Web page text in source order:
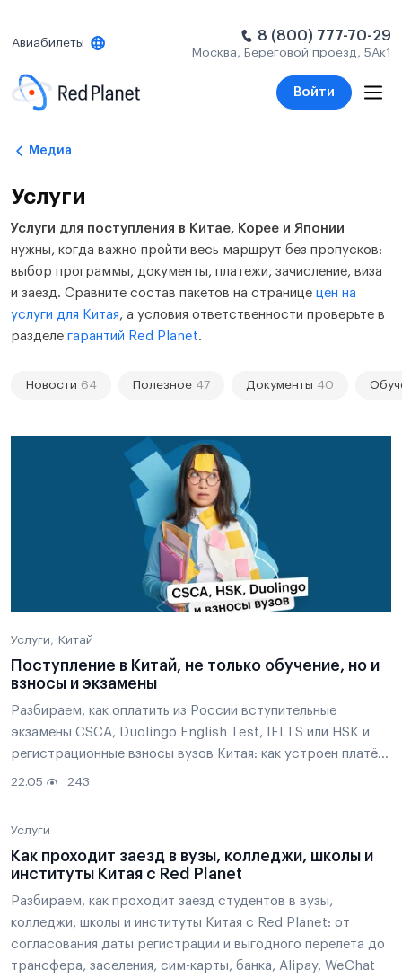
Авиабилеты 8 (800) 777-70-29
Москва, Береговой проезд, 5Ак1
Войти
Медиа
Услуги
Услуги для поступления в Китае, Корее и Японии
нужны, когда важно пройти весь маршрут без пропусков:
выбор программы, документы, платежи, зачисление, виза
и заезд. Сравните состав пакетов на странице цен на
услуги для Китая, а условия ответственности проверьте в
разделе гарантий Red Planet.
Новости 64 Полезное 47 Документы 40
Услуги Китай
Поступление в Китай, не только обучение, но и
взносы и экзамены
Разбираем, как оплатить из России вступительные
экзамены CSCA, Duolingo English Test, IELTS или HSK и
регистрационные взносы вузов Китая: как устроен платёж
через Red Planet, сколько стоит услуга и какое
22.05 243
Услуги
Как проходит заезд в вузы, колледжи, школы и
институты Китая с Red Planet
Разбираем, как проходит заезд студентов в вузы,
колледжи, школы и институты Китая с Red Planet: от
согласования даты регистрации и выгодного перелета до
трансфера, заселения, сим-карты, банка, Alipay, WeChat